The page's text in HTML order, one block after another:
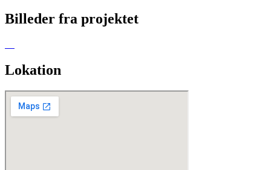
Billeder fra projektet
Lokation